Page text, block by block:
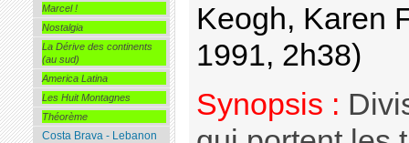
Keogh, Karen
1991, 2h38)
Synopsis :
Marcel !
Nostalgia
La Dérive des continents
(au sud)
America Latina
Les Huit Montagnes
Théorème
Costa Brava - Lebanon